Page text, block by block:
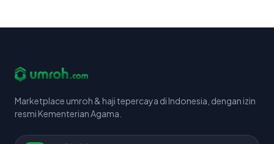
Marketplace umroh & haji tepercaya di Indonesia, dengan izin
resmi Kementerian Agama.